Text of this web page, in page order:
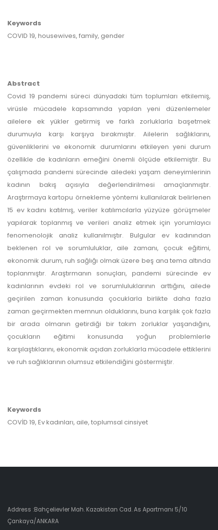
Keywords
COVID 19, housewives, family, gender
Abstract
Covid 19 pandemi süreci dünyadaki tüm toplumları etkilemiş,
virüsle mücadele kapsamında yapılan yeni düzenlemeler
ailelere ek yükler getirmiş ve farklı zorluklarla başetmek
durumuyla karşı karşıya bırakmıştır. Ailelerin sağlıklarını,
güvenliklerini ve ekonomik durumlarını etkileyen yeni durum
özellikle de kadınların emeğini önemli ölçüde etkilemiştir. Bu
çalışmada pandemi sürecinde ailedeki yaşam deneyimlerinin
kadının bakış açısıyla değerlendirilmesi amaçlanmıştır.
Araştırmaya kartopu örnekleme yöntemi kullanılarak belirlenen
15 ev kadını katılmış, veriler katılımcılarla yüzyüze görüşmeler
yapılarak toplanmış ve verileri analiz etmek için yorumlayıcı
fenomenolojik analiz kullanılmıştır. Bulgular ev kadınından
beklenen rol ve sorumluluklar, aile zamanı, çocuk eğitimi,
ekonomik durum, ruh sağlığı olmak üzere beş ana tema altında
toplanmıştır. Araştırmanın sonuçları, pandemi sürecinde ev
kadınlarının evdeki rol ve sorumluluklarının arttığını, ailede
geçirilen zaman konusunda çocuklarla birlikte daha fazla
zaman geçirmekten memnun olduklarını, buna karşılık çok fazla
bir arada olmanın getirdiği bir takım zorluklar yaşandığını,
çocukların eğitimi konusunda yoğun problemlerle
karşılaştıklarını, ekonomik açıdan zorluklarla mücadele ettiklerini
ve ruh sağlıklarının olumsuz etkilendiğini göstermiştir.
Keywords
COVİD 19, Ev kadınları, aile, toplumsal cinsiyet
Address :Bahçelievler Mah. Kazakistan Cad. As Apartmanı 5/10
Çankaya/ANKARA